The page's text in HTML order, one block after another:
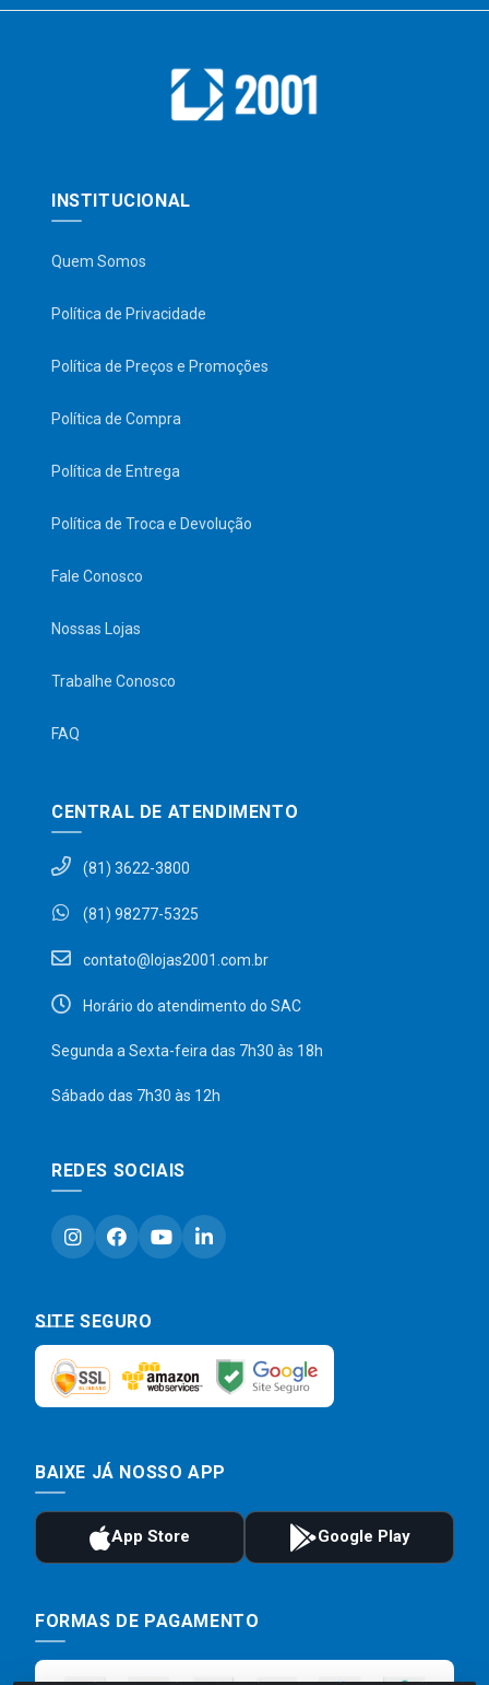
INSTITUCIONAL
Quem Somos
Política de Privacidade
Política de Preços e Promoções
Política de Compra
Política de Entrega
Política de Troca e Devolução
Fale Conosco
Nossas Lojas
Trabalhe Conosco
FAQ
CENTRAL DE ATENDIMENTO
(81) 3622-3800
(81) 98277-5325
contato@lojas2001.com.br
Horário do atendimento do SAC
Segunda a Sexta-feira das 7h30 às 18h
Sábado das 7h30 às 12h
REDES SOCIAIS
SITE SEGURO
BAIXE JÁ NOSSO APP
FORMAS DE PAGAMENTO